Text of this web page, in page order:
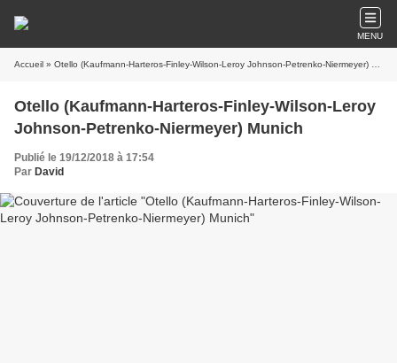
MENU
Accueil » Otello (Kaufmann-Harteros-Finley-Wilson-Leroy Johnson-Petrenko-Niermeyer) Munich
Otello (Kaufmann-Harteros-Finley-Wilson-Leroy
Johnson-Petrenko-Niermeyer) Munich
Publié le 19/12/2018 à 17:54
Par David